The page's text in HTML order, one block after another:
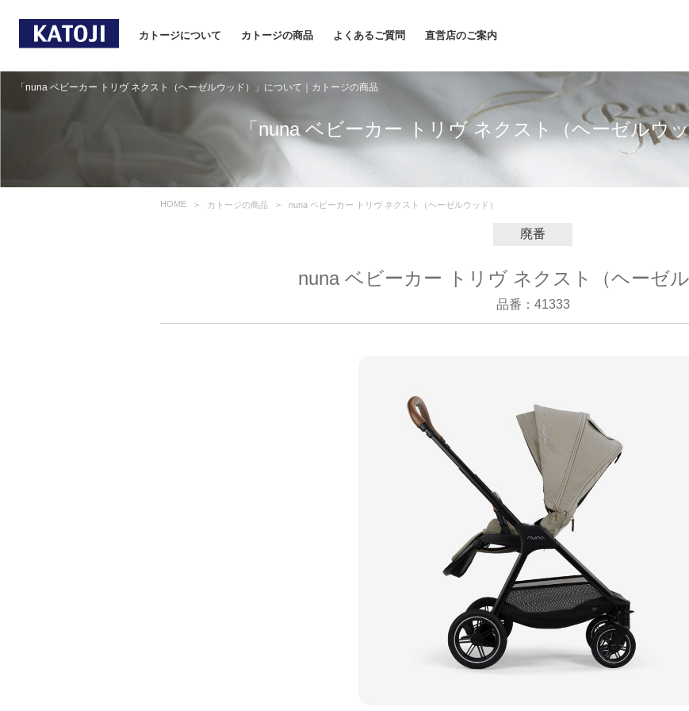
カトージについて カトージの商品 よくあるご質問
直営店のご案内
「nuna ベビーカー トリヴ ネクスト（ヘーゼルウッド）」について｜カトージの商品
「nuna ベビーカー トリヴ ネクスト（ヘーゼルウ
HOME カトージの商品 nuna ベビーカー トリヴ ネクスト（ヘーゼルウッド）
廃番
nuna ベビーカー トリヴ ネクスト（ヘーゼル
品番：41333